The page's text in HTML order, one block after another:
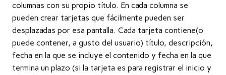
columnas con su propio título. En cada columna se
pueden crear tarjetas que fácilmente pueden ser
desplazadas por esa pantalla. Cada tarjeta contiene(o
puede contener, a gusto del usuario) título, descripción,
fecha en la que se incluye el contenido y fecha en la que
termina un plazo (si la tarjeta es para registrar el inicio y